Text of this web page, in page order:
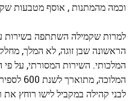
וכמה מהמתנות , אוסף מטבעות
למרות שקמילה השתתפה בשירות
הראשונה שבן זוגה, לא המלך,
המלכותי. השירות המסורתי, על
המלוכה,
לבני קהילה במקביל לישו רוחץ